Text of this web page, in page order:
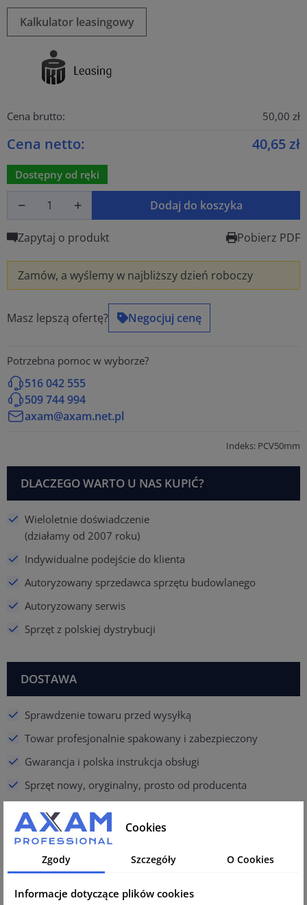
Kalkulator leasingowy
Cena brutto: 50,00 zł
Cena netto: 40,65 zł
Dostępny od ręki
Dodaj do koszyka
Zapytaj o produkt Pobierz PDF
Zamów, a wyślemy w najbliższy dzień roboczy
Masz lepszą ofertę? Negocjuj cenę
Potrzebna pomoc w wyborze?
516 042 555
509 744 994
axam@axam.net.pl
Indeks: PCV50mm
DLACZEGO WARTO U NAS KUPIĆ?
Wieloletnie doświadczenie
(działamy od 2007 roku)
Indywidualne podejście do klienta
Autoryzowany sprzedawca sprzętu budowlanego
Autoryzowany serwis
Sprzęt z polskiej dystrybucji
DOSTAWA
Sprawdzenie towaru przed wysyłką
Towar profesjonalnie spakowany i zabezpieczony
Gwarancja i polska instrukcja obsługi
Sprzęt nowy, oryginalny, prosto od producenta
wzmocniony białą spiralą wykonaną z twardego PCV.
Cookies
Zgody Szczegóły O Cookies
Informacje dotyczące plików cookies